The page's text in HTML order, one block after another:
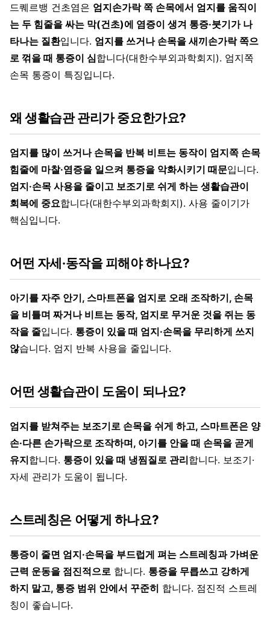
드퀘르뱅 건초염은 엄지손가락 쪽 손목에서 엄지를 움직이
는 두 힘줄을 싸는 막(건초)에 염증이 생겨 통증·붓기가 나
타나는 질환입니다. 엄지를 쓰거나 손목을 새끼손가락 쪽으
로 꺾을 때 통증이 심합니다(대한수부외과학회지). 엄지쪽
손목 통증이 특징입니다.
왜 생활습관 관리가 중요한가요?
엄지를 많이 쓰거나 손목을 반복 비트는 동작이 엄지쪽 손목
힘줄에 마찰·염증을 일으켜 통증을 악화시키기 때문입니다.
엄지·손목 사용을 줄이고 보조기로 쉬게 하는 생활습관이
회복에 중요합니다(대한수부외과학회지). 사용 줄이기가
핵심입니다.
어떤 자세·동작을 피해야 하나요?
아기를 자주 안기, 스마트폰을 엄지로 오래 조작하기, 손목
을 비틀며 짜거나 비트는 동작, 엄지로 무거운 것을 쥐는 동
작을 줄입니다. 통증이 있을 때 엄지·손목을 무리하게 쓰지
않습니다. 엄지 반복 사용을 줄입니다.
어떤 생활습관이 도움이 되나요?
엄지를 받쳐주는 보조기로 손목을 쉬게 하고, 스마트폰은 양
손·다른 손가락으로 조작하며, 아기를 안을 때 손목을 곧게
유지합니다. 통증이 있을 때 냉찜질로 관리합니다. 보조기·
자세 관리가 도움이 됩니다.
스트레칭은 어떻게 하나요?
통증이 줄면 엄지·손목을 부드럽게 펴는 스트레칭과 가벼운
근력 운동을 점진적으로 합니다. 통증을 무릅쓰고 강하게
하지 말고, 통증 범위 안에서 꾸준히 합니다. 점진적 스트레
칭이 좋습니다.